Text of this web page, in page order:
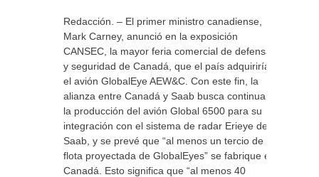
Redacción. – El primer ministro canadiense,
Mark Carney, anunció en la exposición
CANSEC, la mayor feria comercial de defensa
y seguridad de Canadá, que el país adquiriría
el avión GlobalEye AEW&C. Con este fin, la
alianza entre Canadá y Saab busca continuar
la producción del avión Global 6500 para su
integración con el sistema de radar Erieye de
Saab, y se prevé que “al menos un tercio de la
flota proyectada de GlobalEyes” se fabrique en
Canadá. Esto significa que “al menos 40